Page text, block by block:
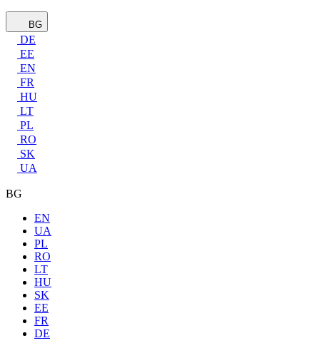
BG
DE
EE
EN
FR
HU
LT
PL
RO
SK
UA
BG
EN
UA
PL
RO
LT
HU
SK
EE
FR
DE